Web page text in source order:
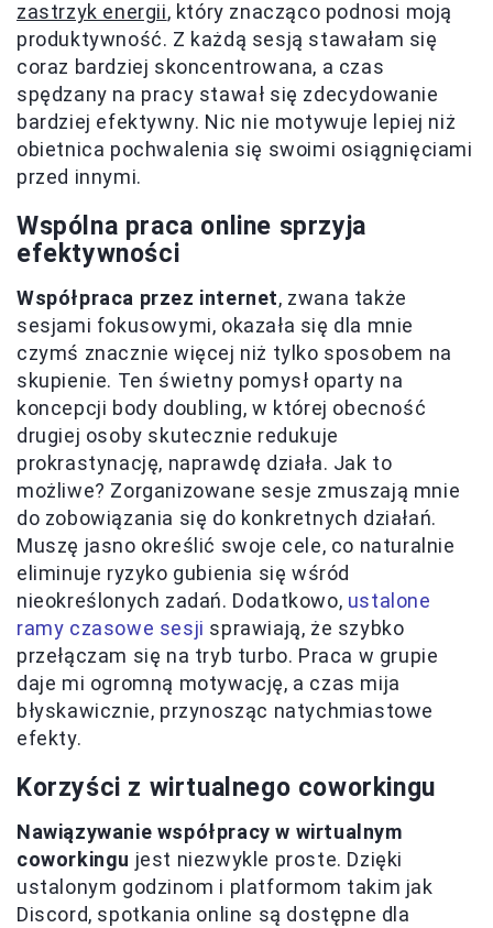
zastrzyk energii, który znacząco podnosi moją
produktywność. Z każdą sesją stawałam się
coraz bardziej skoncentrowana, a czas
spędzany na pracy stawał się zdecydowanie
bardziej efektywny. Nic nie motywuje lepiej niż
obietnica pochwalenia się swoimi osiągnięciami
przed innymi.
Wspólna praca online sprzyja
efektywności
Współpraca przez internet, zwana także
sesjami fokusowymi, okazała się dla mnie
czymś znacznie więcej niż tylko sposobem na
skupienie. Ten świetny pomysł oparty na
koncepcji body doubling, w której obecność
drugiej osoby skutecznie redukuje
prokrastynację, naprawdę działa. Jak to
możliwe? Zorganizowane sesje zmuszają mnie
do zobowiązania się do konkretnych działań.
Muszę jasno określić swoje cele, co naturalnie
eliminuje ryzyko gubienia się wśród
nieokreślonych zadań. Dodatkowo, ustalone
ramy czasowe sesji sprawiają, że szybko
przełączam się na tryb turbo. Praca w grupie
daje mi ogromną motywację, a czas mija
błyskawicznie, przynosząc natychmiastowe
efekty.
Korzyści z wirtualnego coworkingu
Nawiązywanie współpracy w wirtualnym
coworkingu jest niezwykle proste. Dzięki
ustalonym godzinom i platformom takim jak
Discord, spotkania online są dostępne dla